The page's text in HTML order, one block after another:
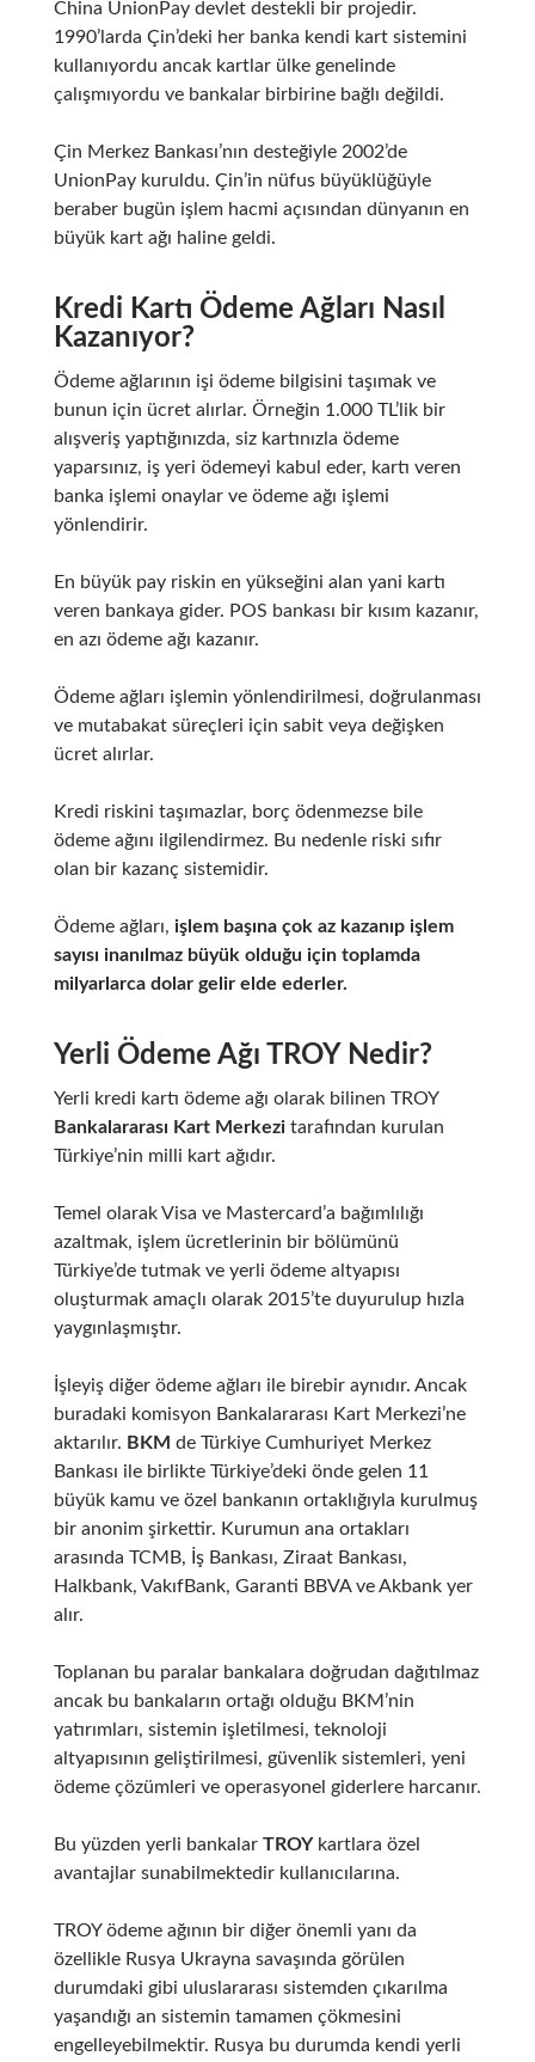
China UnionPaydevlet destekli bir projedir.
1990’larda Çin’deki her banka kendi kart sistemini
kullanıyordu ancak kartlar ülke genelinde
çalışmıyordu ve bankalar birbirine bağlı değildi.
Çin Merkez Bankası’nın desteğiyle 2002’de
UnionPay kuruldu. Çin’in nüfus büyüklüğüyle
beraber bugün işlem hacmi açısından dünyanın en
büyük kart ağı haline geldi.
Kredi Kartı Ödeme Ağları Nasıl
Kazanıyor?
Ödeme ağlarının işi ödeme bilgisini taşımak ve
bunun için ücret alırlar. Örneğin 1.000 TL’lik bir
alışveriş yaptığınızda, siz kartınızla ödeme
yaparsınız, iş yeri ödemeyi kabul eder, kartı veren
banka işlemi onaylar ve ödeme ağı işlemi
yönlendirir.
En büyük pay riskin en yükseğini alan yani kartı
veren bankaya gider. POS bankası bir kısım kazanır,
en azı ödeme ağı kazanır.
Ödeme ağları işlemin yönlendirilmesi, doğrulanması
ve mutabakat süreçleri için sabit veya değişken
ücret alırlar.
Kredi riskini taşımazlar, borç ödenmezse bile
ödeme ağını ilgilendirmez. Bu nedenle riski sıfır
olan bir kazanç sistemidir.
Ödeme ağları, işlem başına çok az kazanıp işlem
sayısı inanılmaz büyük olduğu için toplamda
milyarlarca dolar gelir elde ederler.
Yerli Ödeme Ağı TROY Nedir?
Yerli kredi kartı ödeme ağı olarak bilinen TROY
Bankalararası Kart Merkezitarafından kurulan
Türkiye’nin milli kart ağıdır.
Temel olarak Visa ve Mastercard’a bağımlılığı
azaltmak, işlem ücretlerinin bir bölümünü
Türkiye’de tutmak ve yerli ödeme altyapısı
oluşturmak amaçlı olarak 2015’te duyurulup hızla
yaygınlaşmıştır.
İşleyiş diğer ödeme ağları ile birebir aynıdır. Ancak
buradaki komisyon Bankalararası Kart Merkezi’ne
aktarılır. BKM de Türkiye Cumhuriyet Merkez
Bankası ile birlikte Türkiye’deki önde gelen 11
büyük kamu ve özel bankanın ortaklığıyla kurulmuş
bir anonim şirkettir. Kurumun ana ortakları
arasında TCMB, İş Bankası, Ziraat Bankası,
Halkbank, VakıfBank, Garanti BBVA ve Akbank yer
alır.
Toplanan bu paralar bankalara doğrudan dağıtılmaz
ancak bu bankaların ortağı olduğu BKM’nin
yatırımları, sistemin işletilmesi, teknoloji
altyapısının geliştirilmesi, güvenlik sistemleri, yeni
ödeme çözümleri ve operasyonel giderlere harcanır.
Bu yüzden yerli bankalar TROYkartlara özel
avantajlar sunabilmektedir kullanıcılarına.
TROY ödeme ağının bir diğer önemli yanı da
özellikle Rusya Ukrayna savaşında görülen
durumdaki gibi uluslararası sistemden çıkarılma
yaşandığı an sistemin tamamen çökmesini
engelleyebilmektir. Rusya bu durumda kendi yerli